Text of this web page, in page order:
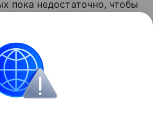
пока недостаточно, чтобы
по отдельности.